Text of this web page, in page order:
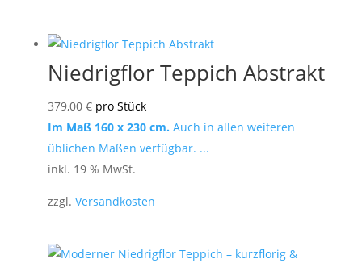
Niedrigflor Teppich Abstrakt
379,00 € pro Stück
Im Maß 160 x 230 cm. Auch in allen weiteren
üblichen Maßen verfügbar. ...
inkl. 19 % MwSt.
zzgl. Versandkosten